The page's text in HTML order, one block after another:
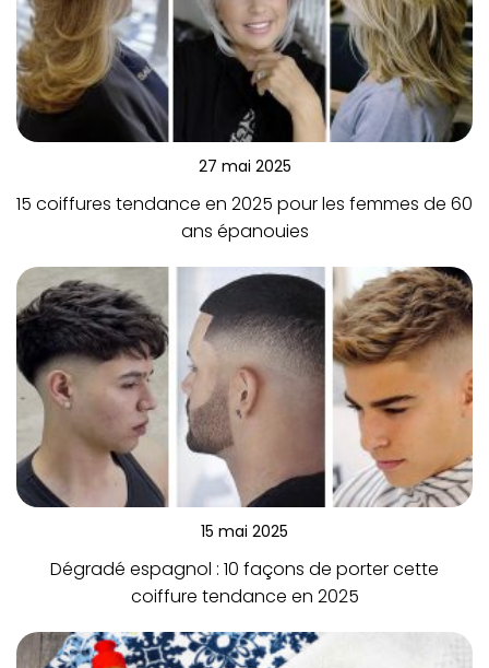
27 mai 2025
15 coiffures tendance en 2025 pour les femmes de 60
ans épanouies
15 mai 2025
Dégradé espagnol : 10 façons de porter cette
coiffure tendance en 2025